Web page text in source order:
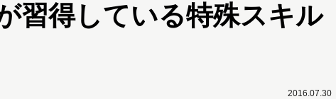
習得している特殊スキル
2016.07.30